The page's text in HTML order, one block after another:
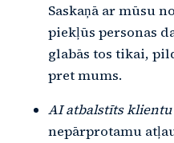
Saskaņā ar mūsu
piekļūs personas
glabās tos tikai,
pret mums.
AI atbalstīts klientu
nepārprotamu